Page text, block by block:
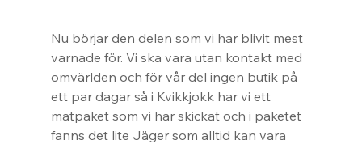
Nu börjar den delen som vi har blivit mest
varnade för. Vi ska vara utan kontakt med
omvärlden och för vår del ingen butik på
ett par dagar så i Kvikkjokk har vi ett
matpaket som vi har skickat och i paketet
fanns det lite Jäger som alltid kan vara